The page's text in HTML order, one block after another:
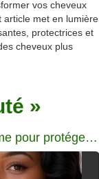
vos cheveux
article met en lumière
protectrices et
cheveux plus
»
Huile de sésame pour protéger les cheveux de l’humidité